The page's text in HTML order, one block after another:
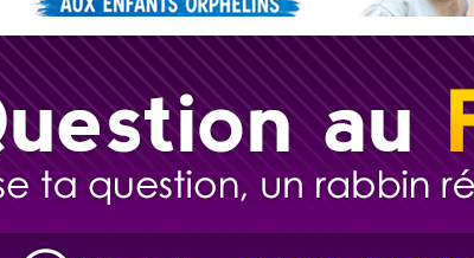
Odaya vient de donner son Maasser
3 personnes viennent de faire un don pour 5 jours de vacances
2 personnes viennent de nous rejoindre sur WhatsApp
13 personnes viennent de demander une bénédiction
Il reste 49 places pour étudier en groupe sur Zoom
12 nouvelles musiques dans Torah-Box Music